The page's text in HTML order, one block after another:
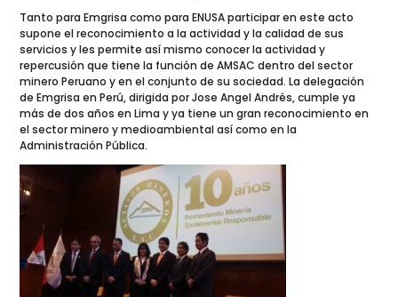
Tanto para Emgrisa como para ENUSA participar en este acto
supone el reconocimiento a la actividad y la calidad de sus
servicios y les permite así mismo conocer la actividad y
repercusión que tiene la función de AMSAC dentro del sector
minero Peruano y en el conjunto de su sociedad. La delegación
de Emgrisa en Perú, dirigida por Jose Angel Andrés, cumple ya
más de dos años en Lima y ya tiene un gran reconocimiento en
el sector minero y medioambiental así como en la
Administración Pública.